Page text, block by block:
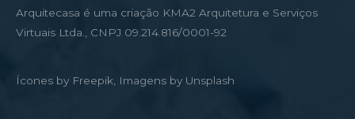
Arquitecasa é uma criação KMA2 Arquitetura e Serviços
Virtuais Ltda., CNPJ 09.214.816/0001-92
Ícones by Freepik, Imagens by Unsplash